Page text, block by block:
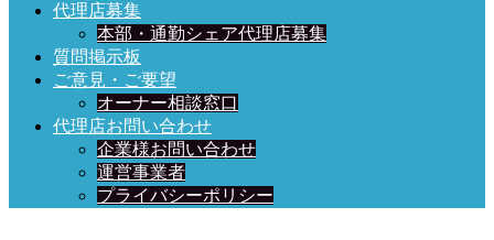
代理店募集
本部・通勤シェア代理店募集
質問掲示板
ご意見・ご要望
オーナー相談窓口
代理店お問い合わせ
企業様お問い合わせ
運営事業者
プライバシーポリシー